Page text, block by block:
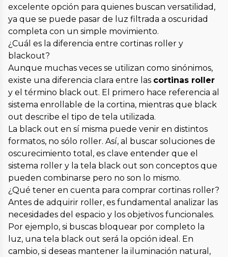
excelente opción para quienes buscan versatilidad,
ya que se puede pasar de luz filtrada a oscuridad
completa con un simple movimiento.
¿Cuál es la diferencia entre cortinas roller y
blackout?
Aunque muchas veces se utilizan como sinónimos,
existe una diferencia clara entre las cortinas roller
y el término black out. El primero hace referencia al
sistema enrollable de la cortina, mientras que black
out describe el tipo de tela utilizada.
La black out en sí misma puede venir en distintos
formatos, no sólo roller. Así, al buscar soluciones de
oscurecimiento total, es clave entender que el
sistema roller y la tela black out son conceptos que
pueden combinarse pero no son lo mismo.
¿Qué tener en cuenta para comprar cortinas roller?
Antes de adquirir roller, es fundamental analizar las
necesidades del espacio y los objetivos funcionales.
Por ejemplo, si buscas bloquear por completo la
luz, una tela black out será la opción ideal. En
cambio, si deseas mantener la iluminación natural,